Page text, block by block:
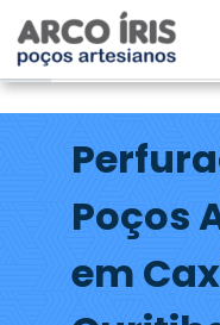
Poços
em